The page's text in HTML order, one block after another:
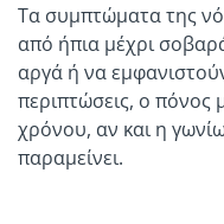
Τα συμπτώματα της
από ήπια μέχρι
αργά ή να
περιπτώσεις, ο πόνος
χρόνου, αν και η
παραμείνει.